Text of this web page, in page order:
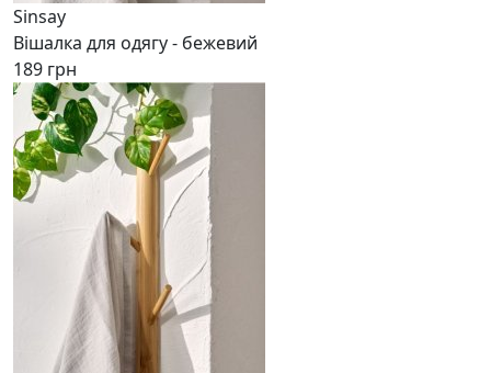
Sinsay
Вішалка для одягу - бежевий
189 грн